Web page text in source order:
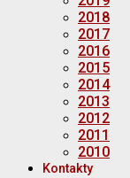
2018
2017
2016
2015
2014
2013
2012
2011
2010
Kontakty